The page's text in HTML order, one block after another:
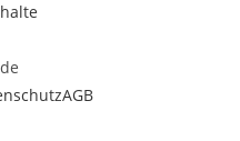
AGB